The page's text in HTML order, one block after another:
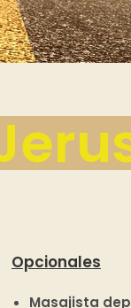
Opcionales
Masajista